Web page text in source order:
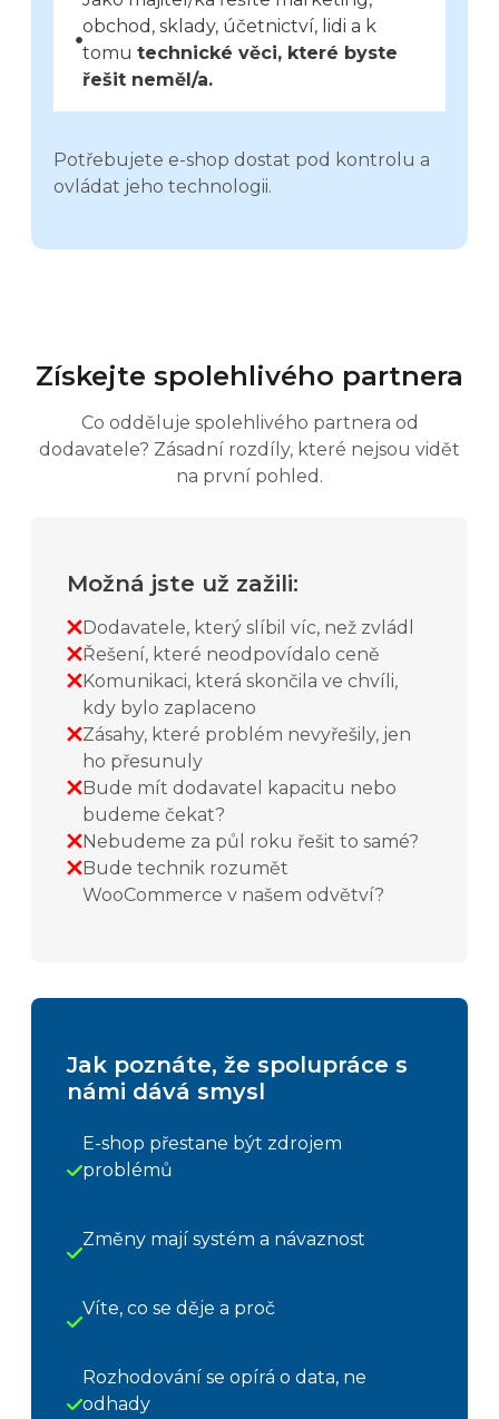
obchod, sklady, účetnictví, lidi a k
tomutechnické věci, které byste
řešit neměl/a.
Potřebujete e-shop dostat pod kontrolu a
ovládat jeho technologii.
Získejte spolehlivého partnera
Co odděluje spolehlivého partnera od
dodavatele? Zásadní rozdíly, které nejsou vidět
na první pohled.
Možná jste už zažili:
Dodavatele, který slíbil víc, než zvládl
Řešení, které neodpovídalo ceně
Komunikaci, která skončila ve chvíli,
kdy bylo zaplaceno
Zásahy, které problém nevyřešily, jen
ho přesunuly
Bude mít dodavatel kapacitu nebo
budeme čekat?
Nebudeme za půl roku řešit to samé?
Bude technik rozumět
WooCommerce v našem odvětví?
Jak poznáte, že spolupráce s
námi dává smysl
E-shop přestane být zdrojem
problémů
Změny mají systém a návaznost
Víte, co se děje a proč
Rozhodování se opírá o data, ne
odhady